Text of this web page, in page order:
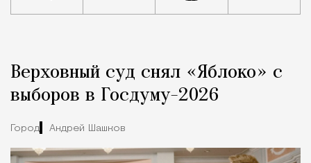
Город
Верховный суд снял «Яблоко» с
выборов в Госдуму-2026
Город Андрей Шашков